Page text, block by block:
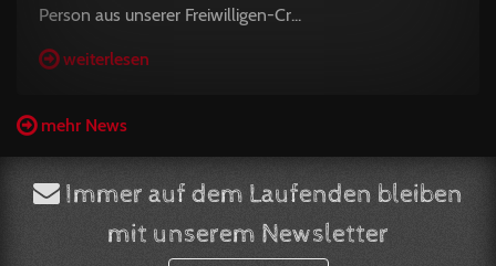
Person aus unserer Freiwilligen-Cr...
weiterlesen
mehr News
Immer auf dem Laufenden bleiben
mit unserem Newsletter